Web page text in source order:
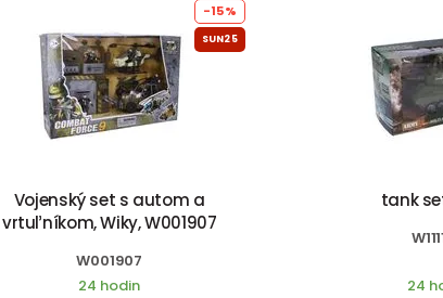
-15%
SUN25
Vojenský set s autom a
vrtuľníkom, Wiky, W001907
W001907
24 hodin
tank
24